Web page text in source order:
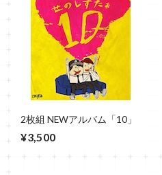
2枚組 NEWアルバム「10」
¥3,500